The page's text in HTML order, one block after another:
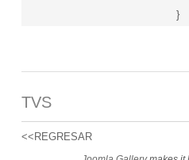
}
TVS
<<REGRESAR